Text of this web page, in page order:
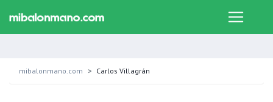
mibalonmano.com Carlos Villagrán